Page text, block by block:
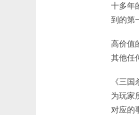
十多年
到的第
高价值
其他任
《三
为玩家
对应的